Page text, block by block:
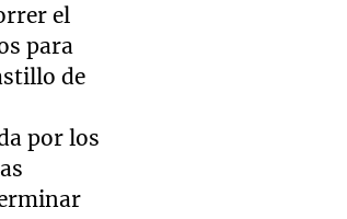
el
para
de
por los